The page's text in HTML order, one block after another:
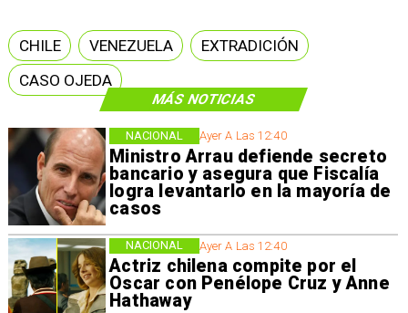
MÁS NOTICIAS
Ayer A Las 12:40
Ministro Arrau defiende secreto
bancario y asegura que Fiscalía
logra levantarlo en la mayoría de
casos
NACIONAL
Ayer A Las 12:40
Actriz chilena compite por el
Oscar con Penélope Cruz y Anne
Hathaway
NACIONAL
CHILE VENEZUELA
EXTRADICIÓN
CASO OJEDA